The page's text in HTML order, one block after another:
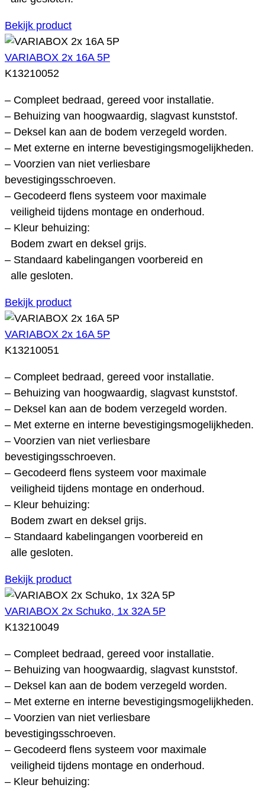
Bekijk product
VARIABOX 2x 16A 5P
K13210052
– Compleet bedraad, gereed voor installatie.
– Behuizing van hoogwaardig, slagvast kunststof.
– Deksel kan aan de bodem verzegeld worden.
– Met externe en interne bevestigingsmogelijkheden.
– Voorzien van niet verliesbare
bevestigingsschroeven.
– Gecodeerd flens systeem voor maximale
veiligheid tijdens montage en onderhoud.
– Kleur behuizing:
Bodem zwart en deksel grijs.
– Standaard kabelingangen voorbereid en
alle gesloten.
Bekijk product
VARIABOX 2x 16A 5P
K13210051
– Compleet bedraad, gereed voor installatie.
– Behuizing van hoogwaardig, slagvast kunststof.
– Deksel kan aan de bodem verzegeld worden.
– Met externe en interne bevestigingsmogelijkheden.
– Voorzien van niet verliesbare
bevestigingsschroeven.
– Gecodeerd flens systeem voor maximale
veiligheid tijdens montage en onderhoud.
– Kleur behuizing:
Bodem zwart en deksel grijs.
– Standaard kabelingangen voorbereid en
alle gesloten.
Bekijk product
VARIABOX 2x Schuko, 1x 32A 5P
K13210049
– Compleet bedraad, gereed voor installatie.
– Behuizing van hoogwaardig, slagvast kunststof.
– Deksel kan aan de bodem verzegeld worden.
– Met externe en interne bevestigingsmogelijkheden.
– Voorzien van niet verliesbare
bevestigingsschroeven.
– Gecodeerd flens systeem voor maximale
veiligheid tijdens montage en onderhoud.
– Kleur behuizing: